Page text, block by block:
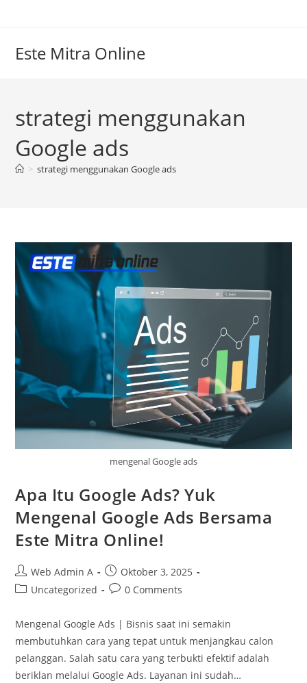
Este Mitra Online
strategi menggunakan
Google ads
> strategi menggunakan Google ads
mengenal Google ads
Apa Itu Google Ads? Yuk
Mengenal Google Ads Bersama
Este Mitra Online!
Post
author:
Web Admin A
Post
published:
Oktober 3, 2025
PostUncategorized
Post0 Comments
Mengenal Google Ads | Bisnis saat ini semakin
membutuhkan cara yang tepat untuk menjangkau calon
pelanggan. Salah satu cara yang terbukti efektif adalah
beriklan melalui Google Ads. Layanan ini sudah…